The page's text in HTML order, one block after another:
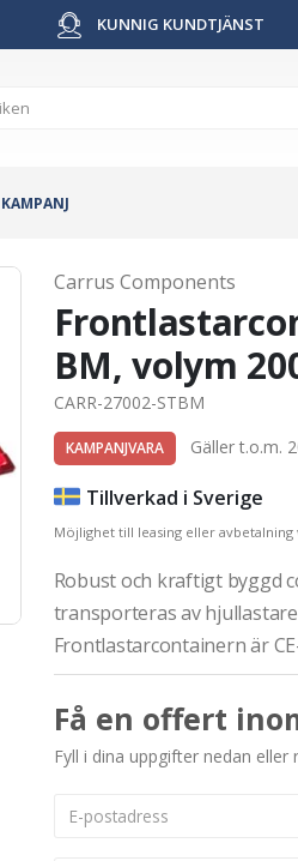
KUNNIG KUNDTJÄNST
KAMPANJ
Carrus Components
BM, volym
CARR-27002-STBM
KAMPANJVARA Gäller t.o.m.
Tillverkad i Sverige
Möjlighet till leasing eller avbetalning
Robust och kraftigt byggd
transporteras av
Frontlastarcontainern är
Få en offert
Fyll i dina uppgifter nedan eller